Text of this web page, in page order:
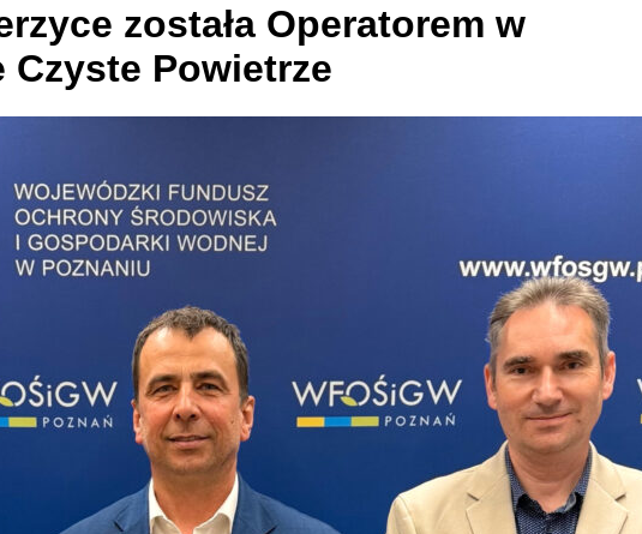
została Operatorem w
Czyste Powietrze